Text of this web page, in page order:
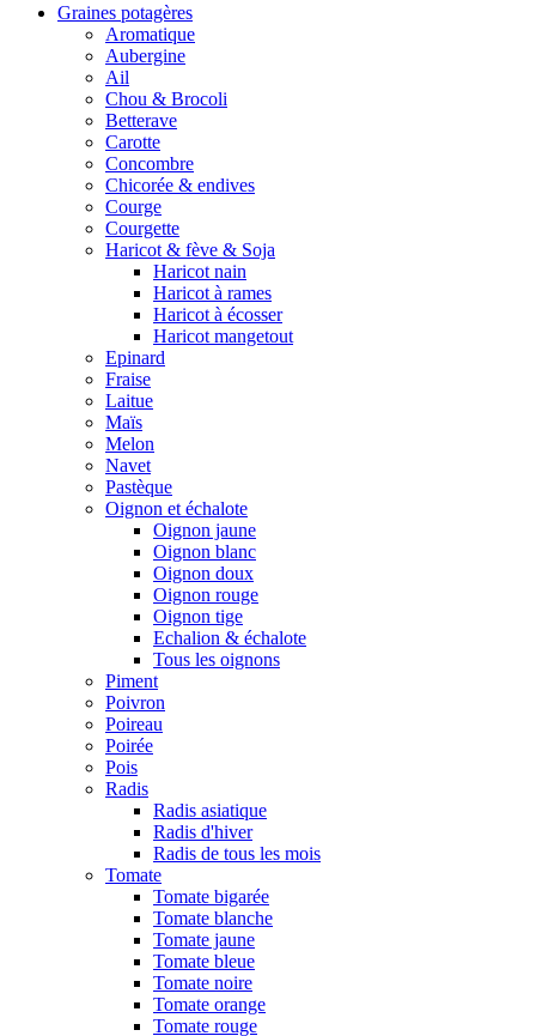
Graines potagères
Aromatique
Aubergine
Ail
Chou & Brocoli
Betterave
Carotte
Concombre
Chicorée & endives
Courge
Courgette
Haricot & fève & Soja
Haricot nain
Haricot à rames
Haricot à écosser
Haricot mangetout
Epinard
Fraise
Laitue
Maïs
Melon
Navet
Pastèque
Oignon et échalote
Oignon jaune
Oignon blanc
Oignon doux
Oignon rouge
Oignon tige
Echalion & échalote
Tous les oignons
Piment
Poivron
Poireau
Poirée
Pois
Radis
Radis asiatique
Radis d'hiver
Radis de tous les mois
Tomate
Tomate bigarée
Tomate blanche
Tomate jaune
Tomate bleue
Tomate noire
Tomate orange
Tomate rouge